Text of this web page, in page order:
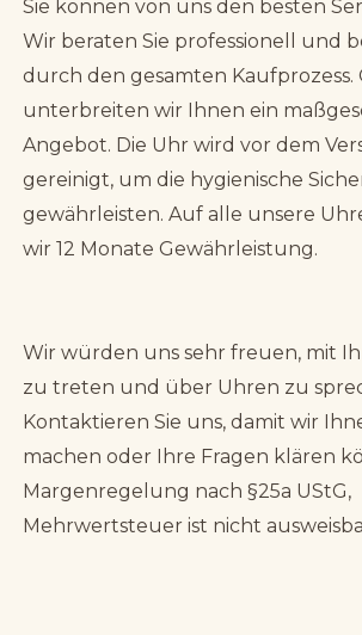
Sie können von uns den besten
Wir beraten Sie professionell und
durch den gesamten Kaufprozess.
unterbreiten wir Ihnen ein
Angebot. Die Uhr wird vor dem
gereinigt, um die hygienische
gewährleisten. Auf alle unsere
wir 12 Monate Gewährleistung.
Wir würden uns sehr freuen, mit
zu treten und über Uhren zu
Kontaktieren Sie uns, damit wir
machen oder Ihre Fragen klären
Margenregelung nach §25a UStG,
Mehrwertsteuer ist nicht